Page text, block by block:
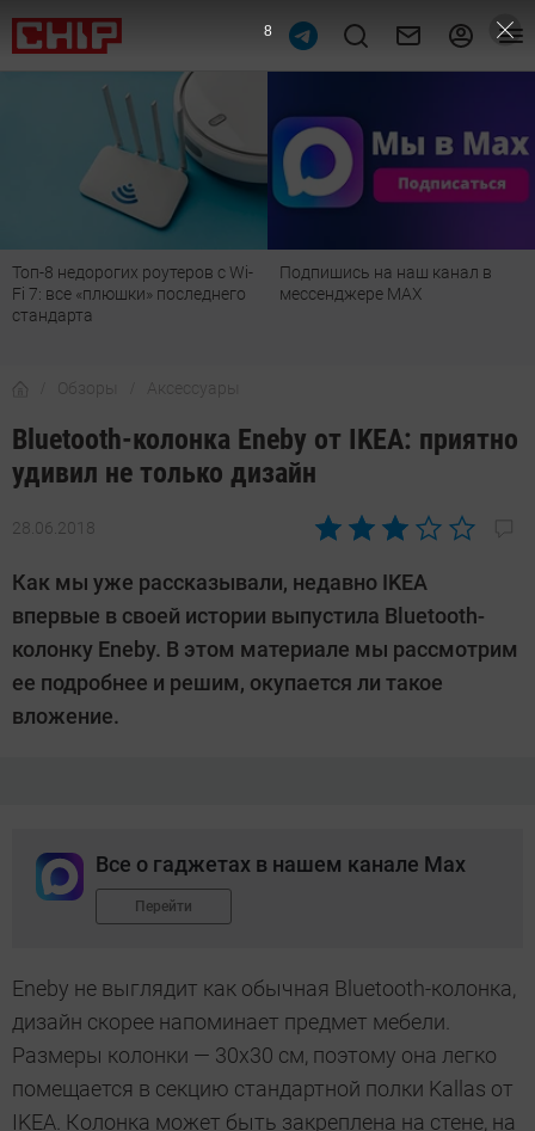
Подпишись на наш канал в
мессенджере МАХ
Рейтинг телевизоров 2026:
лучшие модели для гостиной,
Обзоры Аксессуары
Bluetooth-колонка Eneby от IKEA: приятно
удивил не только дизайн
28.06.2018
Автор:
Как мы уже рассказывали, недавно IKEA
впервые в своей истории выпустила Bluetooth-
колонку Eneby. В этом материале мы рассмотрим
ее подробнее и решим, окупается ли такое
вложение.
Все о гаджетах в нашем канале Max
Перейти
Eneby не выглядит как обычная Bluetooth-колонка,
дизайн скорее напоминает предмет мебели.
Размеры колонки — 30х30 см, поэтому она легко
помещается в секцию стандартной полки Kallas от
IKEA. Колонка может быть закреплена на стене, на
7